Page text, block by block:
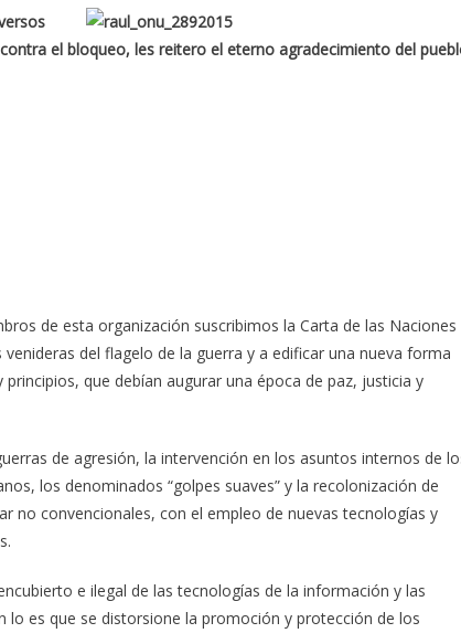
el bloqueo, les reitero el eterno agradecimiento del
de esta organización suscribimos la Carta de las Naciones
del flagelo de la guerra y a edificar una nueva forma
que debían augurar una época de paz, justicia y
de agresión, la intervención en los asuntos internos de
los denominados “golpes suaves” y la recolonización de
no convencionales, con el empleo de nuevas tecnologías y
e ilegal de las tecnologías de la información y las
es que se distorsione la promoción y protección de los